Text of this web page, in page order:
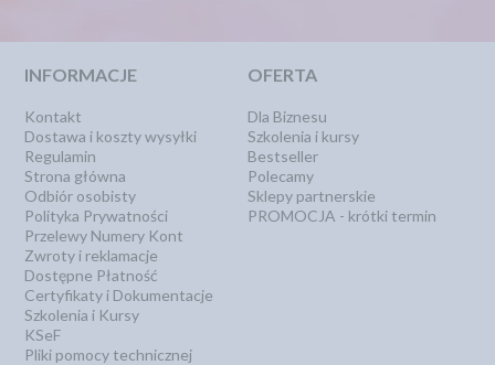
INFORMACJE
Kontakt
Dostawa i koszty wysyłki
Regulamin
Strona główna
Odbiór osobisty
Polityka Prywatności
Przelewy Numery Kont
Zwroty i reklamacje
Dostępne Płatność
Certyfikaty i Dokumentacje
Szkolenia i Kursy
KSeF
Pliki pomocy technicznej
OFERTA
Dla Biznesu
Szkolenia i kursy
Bestseller
Polecamy
Sklepy partnerskie
PROMOCJA - krótki termin